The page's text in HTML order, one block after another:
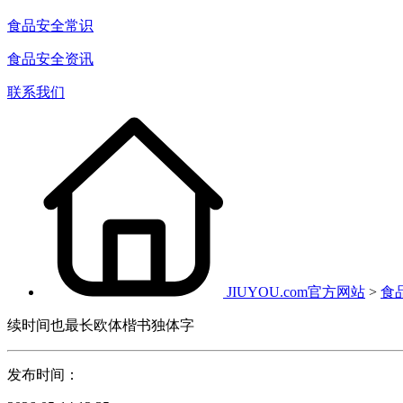
食品安全常识
食品安全资讯
联系我们
JIUYOU.com官方网站 > 食
续时间也最长欧体楷书独体字
发布时间：